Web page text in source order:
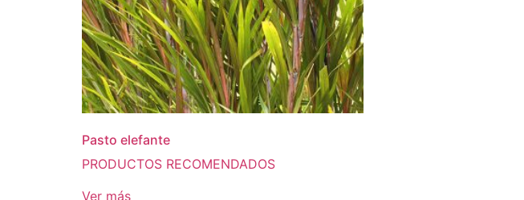
Pasto elefante
PRODUCTOS RECOMENDADOS
Ver más